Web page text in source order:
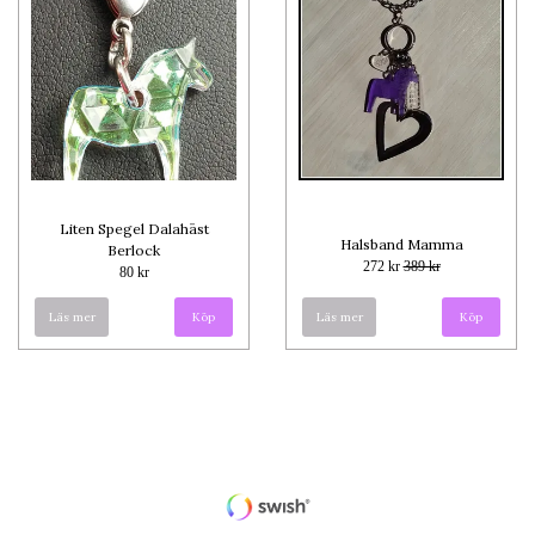
Liten Spegel Dalahäst
Berlock
80 kr
Läs mer Köp
Halsband Mamma
272 kr389 kr
Läs mer Köp